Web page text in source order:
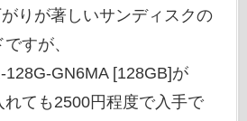
りが著しいサンディスクの
すが、
GN6MA [128GB]が
ても2500円程度で入手で